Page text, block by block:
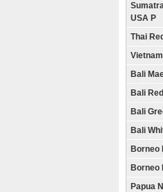
USA P
Thai
Bali
Bali
Bali
Bali
Borneo
Borneo
Papua